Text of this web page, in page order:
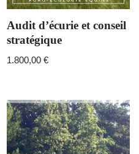
Audit d’écurie et conseil
stratégique
1.800,00€